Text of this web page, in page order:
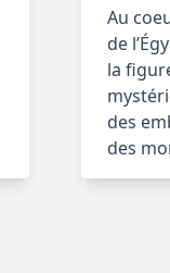
Au
de
la
des
des